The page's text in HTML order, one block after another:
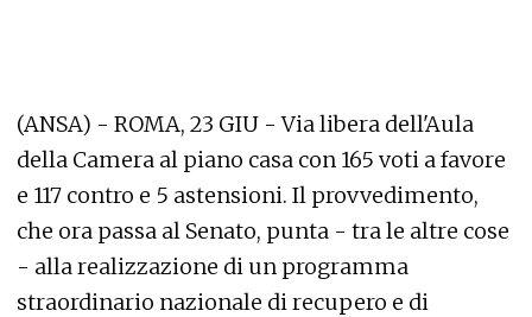
(ANSA) - ROMA, 23 GIU - Via libera dell'Aula
della Camera al piano casa con 165 voti a favore
e 117 contro e 5 astensioni. Il provvedimento,
che ora passa al Senato, punta - tra le altre cose
- alla realizzazione di un programma
straordinario nazionale di recupero e di